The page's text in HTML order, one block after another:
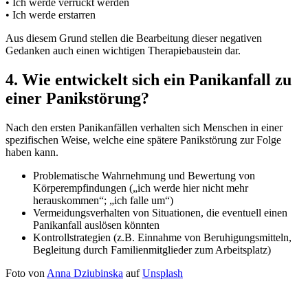
• Ich werde erstarren
Aus diesem Grund stellen die Bearbeitung dieser negativen
Gedanken auch einen wichtigen Therapiebaustein dar.
4. Wie entwickelt sich ein Panikanfall zu
einer Panikstörung?
Nach den ersten Panikanfällen verhalten sich Menschen in einer
spezifischen Weise, welche eine spätere Panikstörung zur Folge
haben kann.
Problematische Wahrnehmung und Bewertung von
Körperempfindungen („ich werde hier nicht mehr
herauskommen“; „ich falle um“)
Vermeidungsverhalten von Situationen, die eventuell einen
Panikanfall auslösen könnten
Kontrollstrategien (z.B. Einnahme von Beruhigungsmitteln,
Begleitung durch Familienmitglieder zum Arbeitsplatz)
Foto von Anna Dziubinska aufUnsplash